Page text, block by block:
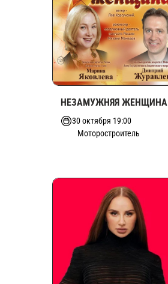
НЕЗАМУЖНЯЯ ЖЕНЩИНА
30 октября 19:00
Моторостроитель